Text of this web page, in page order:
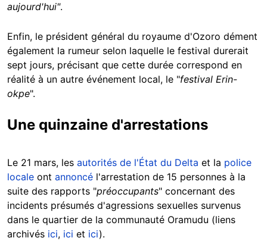
aujourd'hui".
Enfin, le président général du royaume d'Ozoro dément
également la rumeur selon laquelle le festival durerait
sept jours, précisant que cette durée correspond en
réalité à un autre événement local, le "festival Erin-
okpe".
Une quinzaine d'arrestations
Le 21 mars, les autorités de l'État du Delta et la police
locale ont annoncé l'arrestation de 15 personnes à la
suite des rapports "préoccupants" concernant des
incidents présumés d'agressions sexuelles survenus
dans le quartier de la communauté Oramudu (liens
archivés ici, ici et ici).